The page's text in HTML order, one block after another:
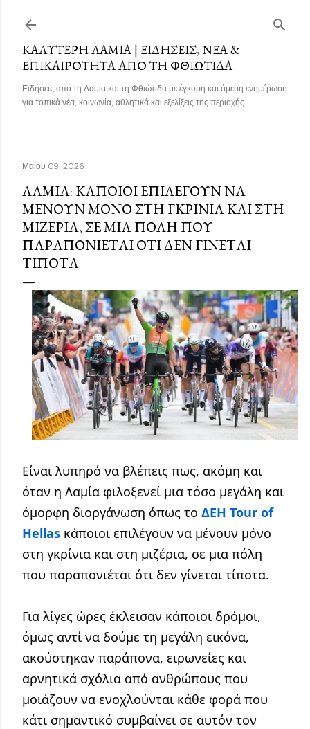
ΚΑΛΎΤΕΡΗ ΛΑΜΊΑ | ΕΙΔΉΣΕΙΣ, ΝΈΑ &
ΕΠΙΚΑΙΡΌΤΗΤΑ ΑΠΌ ΤΗ ΦΘΙΏΤΙΔΑ
Ειδήσεις από τη Λαμία και τη Φθιώτιδα με έγκυρη και άμεση ενημέρωση
για τοπικά νέα, κοινωνία, αθλητικά και εξελίξεις της περιοχής.
Μαΐου 09, 2026
ΛΑΜΊΑ: ΚΆΠΟΙΟΙ ΕΠΙΛΈΓΟΥΝ ΝΑ
ΜΈΝΟΥΝ ΜΌΝΟ ΣΤΗ ΓΚΡΊΝΙΑ ΚΑΙ ΣΤΗ
ΜΙΖΈΡΙΑ, ΣΕ ΜΙΑ ΠΌΛΗ ΠΟΥ
ΠΑΡΑΠΟΝΙΈΤΑΙ ΌΤΙ ΔΕΝ ΓΊΝΕΤΑΙ
ΤΊΠΟΤΑ
Είναι λυπηρό να βλέπεις πως, ακόμη και
όταν η Λαμία φιλοξενεί μια τόσο μεγάλη και
όμορφη διοργάνωση όπως το ΔΕΗ Tour of
Hellas κάποιοι επιλέγουν να μένουν μόνο
στη γκρίνια και στη μιζέρια, σε μια πόλη
που παραπονιέται ότι δεν γίνεται τίποτα.
Για λίγες ώρες έκλεισαν κάποιοι δρόμοι,
όμως αντί να δούμε τη μεγάλη εικόνα,
ακούστηκαν παράπονα, ειρωνείες και
αρνητικά σχόλια από ανθρώπους που
μοιάζουν να ενοχλούνται κάθε φορά που
κάτι σημαντικό συμβαίνει σε αυτόν τον